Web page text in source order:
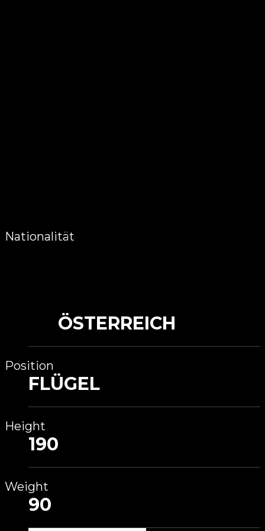
Nationalität
ÖSTERREICH
Position
FLÜGEL
Height
190
Weight
90